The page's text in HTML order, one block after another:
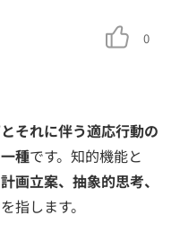
0
それに伴う適応行動の
種です。知的機能と
画立案、抽象的思考、
を指します。